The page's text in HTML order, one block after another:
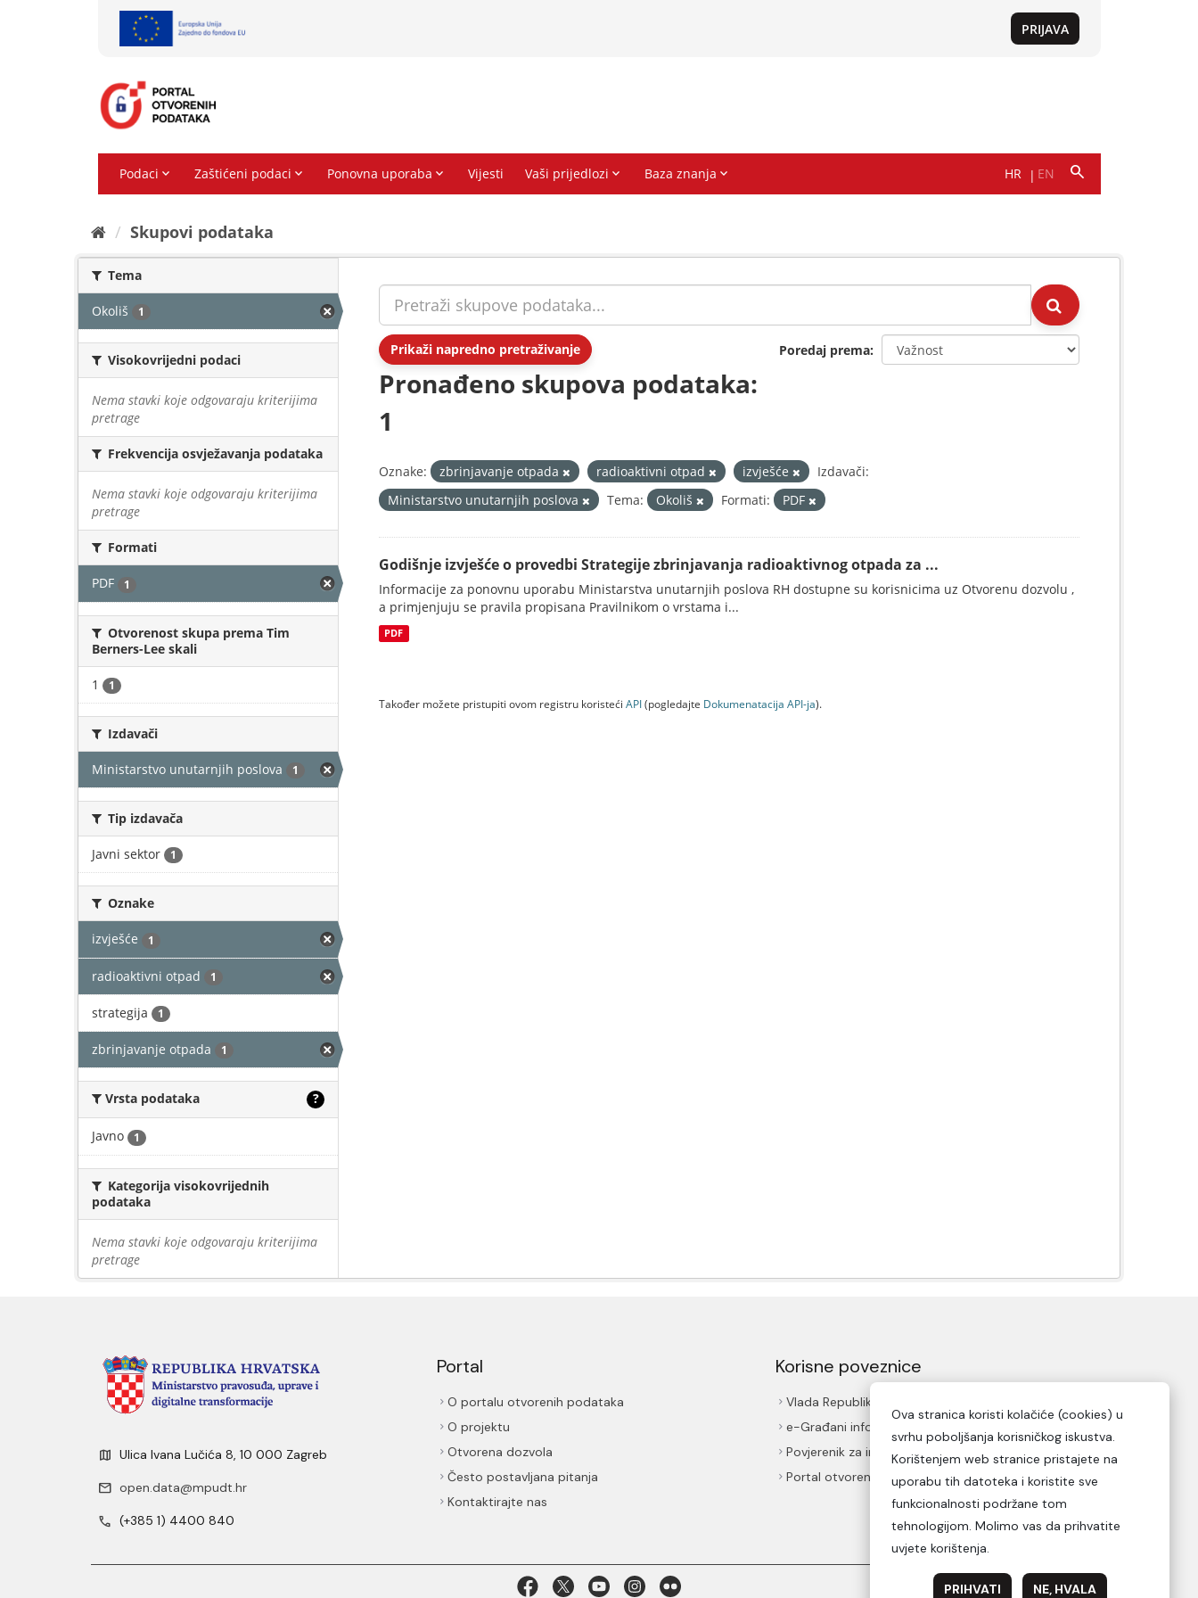
Skupovi podаtаkа
Tema
Okoliš 1
Visokovrijedni podaci
Nema stavki koje odgovaraju kriterijima
pretrage
Frekvencija osvježavanja podataka
Nema stavki koje odgovaraju kriterijima
pretrage
Formati
PDF 1
Otvorenost skupa prema Tim
Berners-Lee skali
1 1
Izdavači
Ministarstvo unutarnjih poslova 1
Tip izdavača
Javni sektor 1
Oznake
izvješće 1
radioaktivni otpad 1
strategija 1
zbrinjavanje otpada 1
Vrsta podataka ?
Javno 1
Kategorija visokovrijednih
podataka
Nema stavki koje odgovaraju kriterijima
pretrage
Prikaži napredno pretraživanje Poredaj prema
Pronađeno skupova podataka:
1
Oznake: zbrinjavanje otpada radioaktivni otpad izvješće
Izdavači:
Ministarstvo unutarnjih poslova
Tema: Okoliš Formati: PDF
Godišnje izvješće o provedbi Strategije zbrinjavanja radioaktivnog otpada za ...
Informacije za ponovnu uporabu Ministarstva unutarnjih poslova RH dostupne su korisnicima uz Otvorenu dozvolu ,
a primjenjuju se pravila propisana Pravilnikom o vrstama i...
PDF
Također možete pristupiti ovom registru koristeći API(pogledajte Dokumenаtаcijа API-jа).